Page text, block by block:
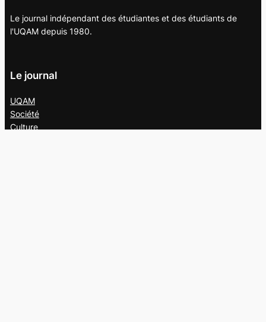
Le journal indépendant des étudiantes et des étudiants de
l'UQAM depuis 1980.
Le journal
UQAM
Société
Culture